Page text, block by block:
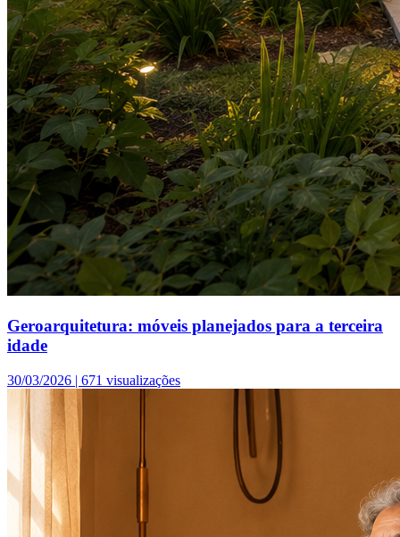
Geroarquitetura: móveis planejados para a terceira
idade
30/03/2026 | 671 visualizações